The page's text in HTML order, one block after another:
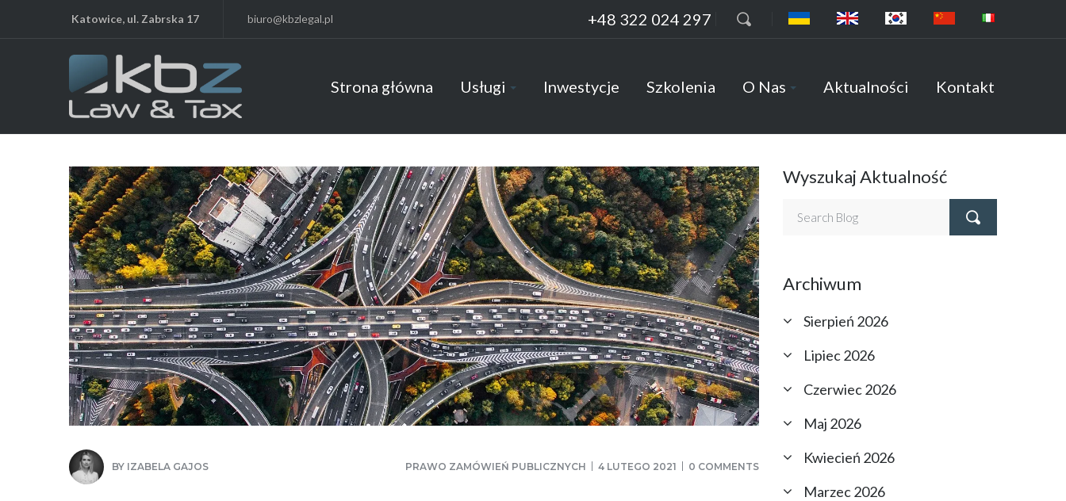
Katowice, ul. Zabrska 17 biuro@kbzlegal.pl +48 322 024 297
Strona główna Usługi Inwestycje Szkolenia O Nas Aktualności Kontakt
BY IZABELA GAJOS PRAWO ZAMÓWIEŃ PUBLICZNYCH 4 LUTEGO 2021 0 COMMENTS
Wyszukaj Aktualność
Archiwum
Sierpień 2026
Lipiec 2026
Czerwiec 2026
Maj 2026
Kwiecień 2026
Marzec 2026